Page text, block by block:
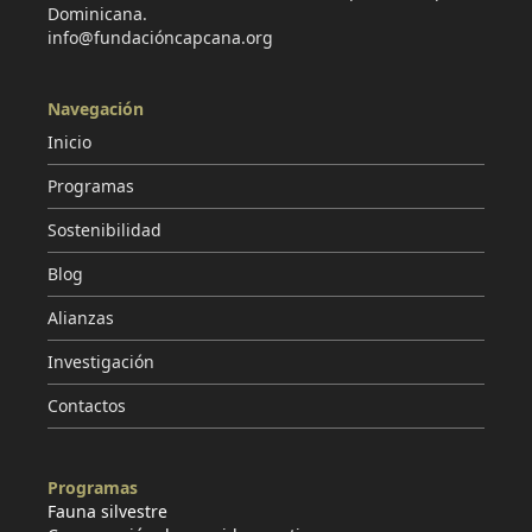
Dominicana.
info@fundacióncapcana.org
Navegación
Inicio
Programas
Sostenibilidad
Blog
Alianzas
Investigación
Contactos
Programas
Fauna silvestre